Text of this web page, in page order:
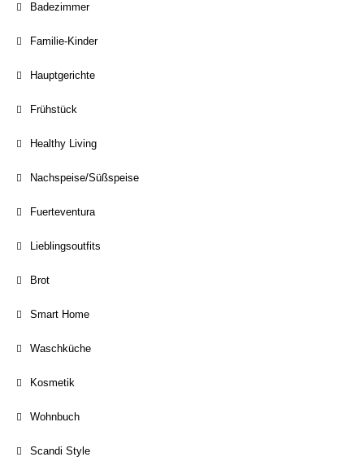
Badezimmer
Familie-Kinder
Hauptgerichte
Frühstück
Healthy Living
Nachspeise/Süßspeise
Fuerteventura
Lieblingsoutfits
Brot
Smart Home
Waschküche
Kosmetik
Wohnbuch
Scandi Style